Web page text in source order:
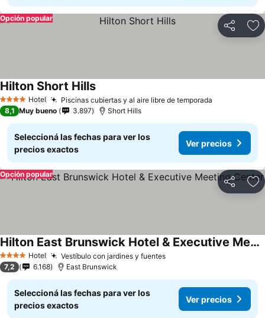
Compartir
Opción popular
4 EstrellasHotel Piscinas cubiertas y al aire libre de temporada
Hilton Short Hills
8,1 Muy bueno 3.897 Short Hills
Seleccioná las fechas para ver los
precios exactos
Ver precios
Compartir
Opción popular
4 EstrellasHotel Vestíbulo con jardines y fuentes
Hilton East Brunswick Hotel & Executive Meeting Center
7,2 6.168 East Brunswick
Seleccioná las fechas para ver los
precios exactos
Ver precios